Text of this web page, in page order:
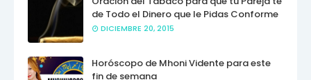
de Todo el Dinero que le Pidas Conforme
DICIEMBRE 20, 2015
Horóscopo de Mhoni Vidente para este
fin de semana